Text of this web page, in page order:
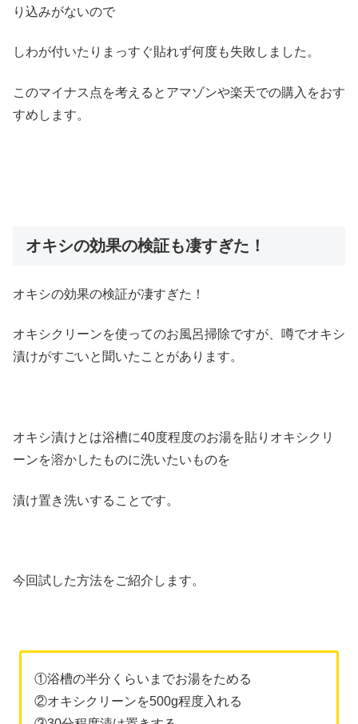
り込みがないので
しわが付いたりまっすぐ貼れず何度も失敗しました。
このマイナス点を考えるとアマゾンや楽天での購入をおす
すめします。
オキシの効果の検証も凄すぎた！
オキシの効果の検証が凄すぎた！
オキシクリーンを使ってのお風呂掃除ですが、噂でオキシ
漬けがすごいと聞いたことがあります。
オキシ漬けとは浴槽に40度程度のお湯を貼りオキシクリ
ーンを溶かしたものに洗いたいものを
漬け置き洗いすることです。
今回試した方法をご紹介します。
①浴槽の半分くらいまでお湯をためる
②オキシクリーンを500g程度入れる